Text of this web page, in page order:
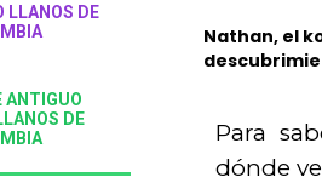
LLANOS DE
ANTIGUO
DE
Nathan, el
Para
dónde